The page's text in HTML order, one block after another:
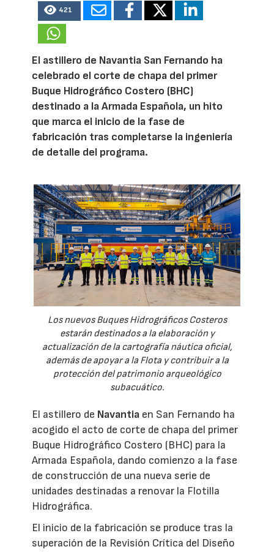
421
El astillero de Navantia San Fernando ha
celebrado el corte de chapa del primer
Buque Hidrográfico Costero (BHC)
destinado a la Armada Española, un hito
que marca el inicio de la fase de
fabricación tras completarse la ingeniería
de detalle del programa.
Los nuevos Buques Hidrográficos Costeros
estarán destinados a la elaboración y
actualización de la cartografía náutica oficial,
además de apoyar a la Flota y contribuir a la
protección del patrimonio arqueológico
subacuático.
El astillero de Navantia en San Fernando ha
acogido el acto de corte de chapa del primer
Buque Hidrográfico Costero (BHC) para la
Armada Española, dando comienzo a la fase
de construcción de una nueva serie de
unidades destinadas a renovar la Flotilla
Hidrográfica.
El inicio de la fabricación se produce tras la
superación de la Revisión Crítica del Diseño